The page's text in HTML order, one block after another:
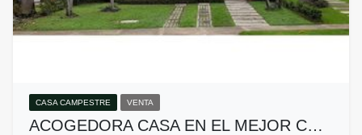
CASA CAMPESTRE VENTA
ACOGEDORA CASA EN EL MEJOR C…